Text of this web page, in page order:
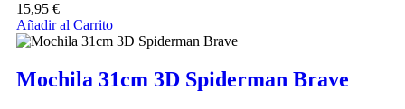
15,95 €
Añadir al Carrito
Mochila 31cm 3D Spiderman Brave